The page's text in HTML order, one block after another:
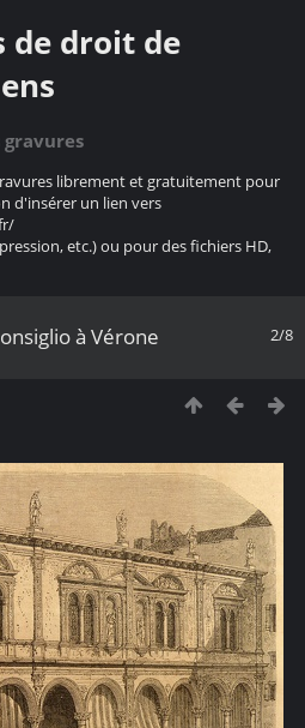
de droit de
librement et gratuitement pour
d'insérer un lien vers
etc.) ou pour des fichiers HD,
2/8
à Vérone